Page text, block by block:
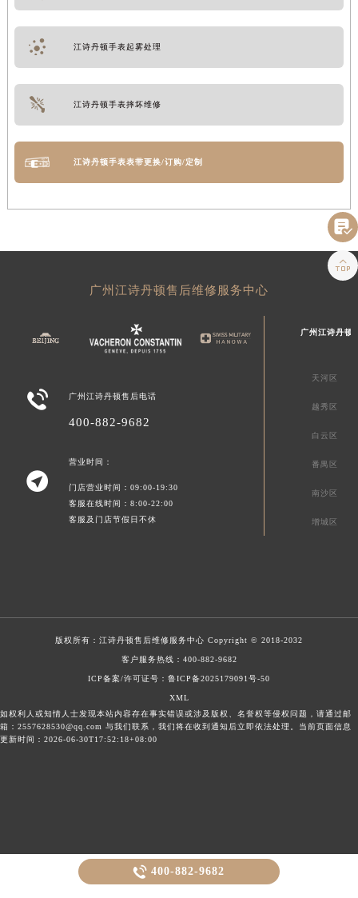
江诗丹顿手表起雾处理
江诗丹顿手表摔坏维修
江诗丹顿手表表带更换/订购/定制
广州江诗丹顿售后维修服务中心
 广州江诗丹顿售后电话
400-882-9682

营业时间：
门店营业时间：09:00-19:30
客服在线时间：8:00-22:00
客服及门店节假日不休
广州江诗丹顿
天河区
越秀区
白云区
番禺区
南沙区
增城区
版权所有： 江诗丹顿售后维修服务中心 Copyright © 2018-2032
客户服务热线： 400-882-9682
ICP备案/许可证号：鲁ICP备2025179091号-50
XML
如权利人或知情人士发现本站内容存在事实错误或涉及版权、名誉权等侵权问题，请通过邮
箱：2557628530@qq.com 与我们联系，我们将在收到通知后立即依法处理。当前页面信息
更新时间：2026-06-30T17:52:18+08:00
 400-882-9682

